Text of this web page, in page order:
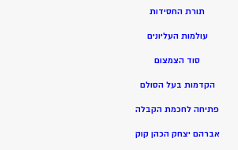
תורת החסידות
עולמות העליונים
סוד הצמצום
הקדמות בעל הסולם
פתיחה לחכמת הקבלה
אברהם יצחק הכהן קוק